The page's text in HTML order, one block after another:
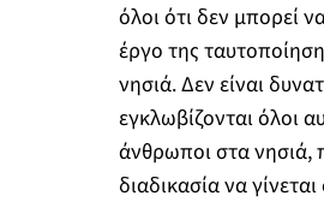
όλοι ότι δεν μπορεί
έργο της
νησιά. Δεν είναι
εγκλωβίζονται όλοι
άνθρωποι στα νησιά,
διαδικασία να γίνεται